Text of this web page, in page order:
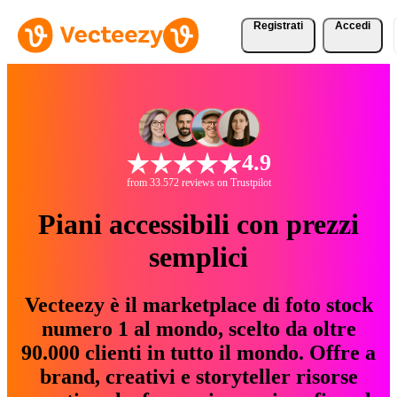
Registrati Accedi
4.9
from 33.572 reviews on Trustpilot
Piani accessibili con prezzi
semplici
Vecteezy è il marketplace di foto stock
numero 1 al mondo, scelto da oltre
90.000 clienti in tutto il mondo. Offre a
brand, creativi e storyteller risorse